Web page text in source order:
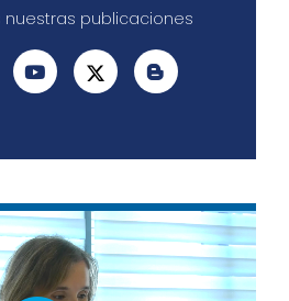
nuestras publicaciones